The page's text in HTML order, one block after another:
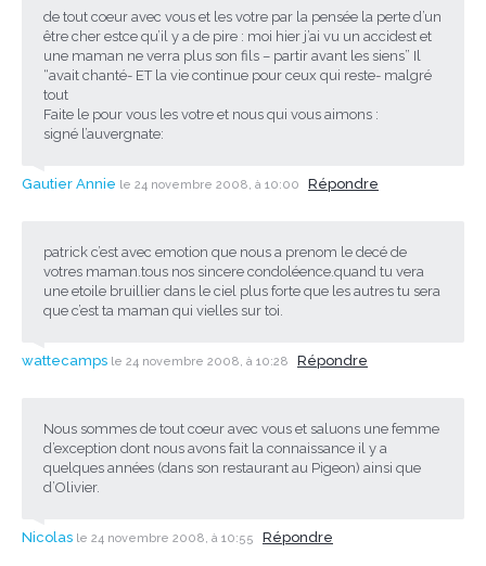
de tout coeur avec vous et les votre par la pensée la perte d’un
être cher estce qu’il y a de pire : moi hier j’ai vu un accidest et
une maman ne verra plus son fils – partir avant les siens” Il
“avait chanté- ET la vie continue pour ceux qui reste- malgré
tout
Faite le pour vous les votre et nous qui vous aimons :
signé l’auvergnate:
Gautier Annie le 24 novembre 2008, à 10:00 Répondre
patrick c’est avec emotion que nous a prenom le decé de
votres maman.tous nos sincere condoléence.quand tu vera
une etoile bruillier dans le ciel plus forte que les autres tu sera
que c’est ta maman qui vielles sur toi.
wattecamps le 24 novembre 2008, à 10:28 Répondre
Nous sommes de tout coeur avec vous et saluons une femme
d’exception dont nous avons fait la connaissance il y a
quelques années (dans son restaurant au Pigeon) ainsi que
d’Olivier.
Nicolas le 24 novembre 2008, à 10:55 Répondre